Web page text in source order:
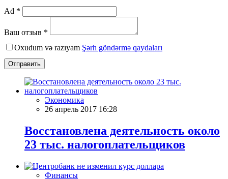
Ad *
Ваш отзыв *
Oxudum və razıyam Şərh göndərmə qaydaları
Отправить
Экономика
26 апрель 2017 16:28
Восстановлена деятельность около
23 тыс. налогоплательщиков
Финансы